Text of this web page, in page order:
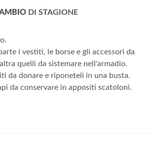
DI STAGIONE
i vestiti, le borse e gli accessori da
quelli da sistemare nell'armadio.
da donare e riponeteli in una busta.
da conservare in appositi scatoloni.